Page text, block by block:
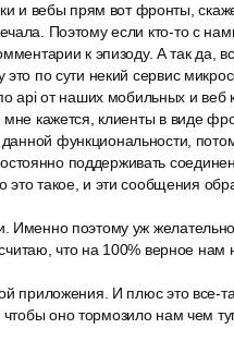
и вебы прям вот фронты,
Поэтому если кто-то с
к эпизоду. А так да,
по сути некий сервис
api от наших мобильных и веб
кажется, клиенты в виде
функциональности,
поддерживать
такое, и эти сообщения
Именно поэтому уж
что на 100% верное
приложения. И плюс это все-
оно тормозило нам чем